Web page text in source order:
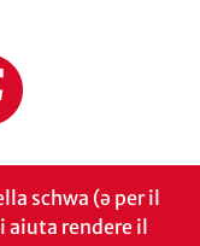
schwa (ə per il
aiuta rendere il